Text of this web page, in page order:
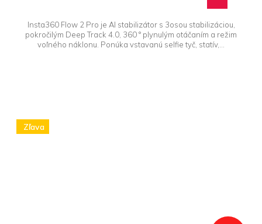
Insta360 Flow 2 Pro je AI stabilizátor s 3osou stabilizáciou,
pokročilým Deep Track 4.0, 360 ° plynulým otáčaním a režim
voľného náklonu. Ponúka vstavanú selfie tyč, statív,...
Zľava